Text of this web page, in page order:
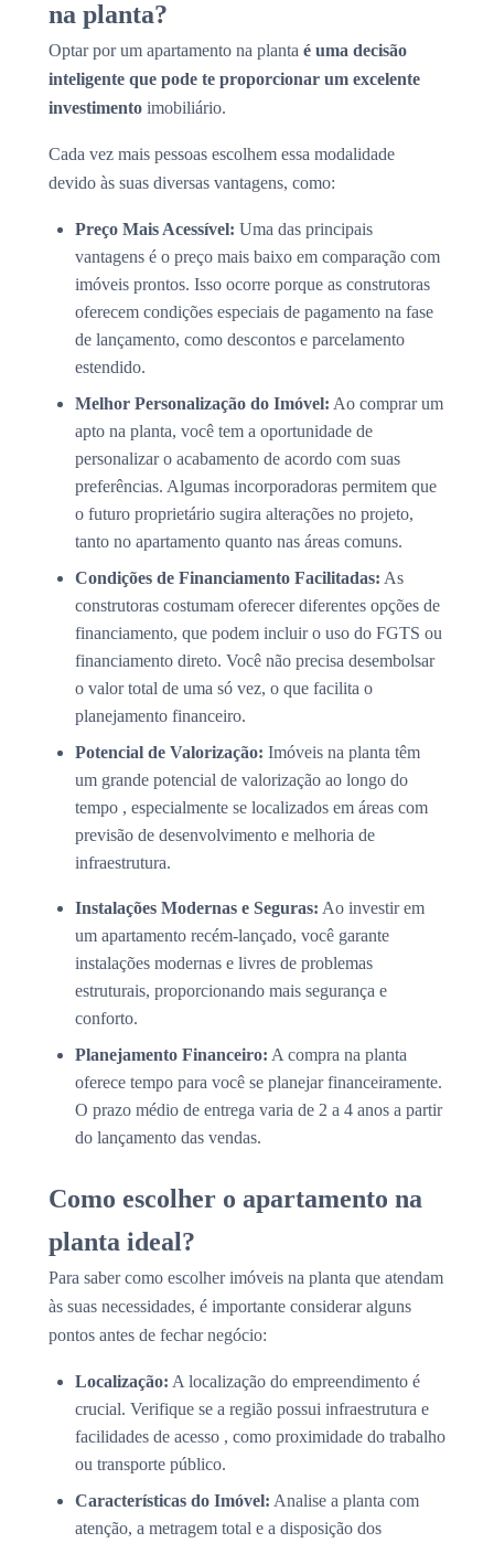
na planta?
Optar por um apartamento na planta é uma decisão
inteligente que pode te proporcionar um excelente
investimento imobiliário.
Cada vez mais pessoas escolhem essa modalidade
devido às suas diversas vantagens, como:
Preço Mais Acessível: Uma das principais
vantagens é o preço mais baixo em comparação com
imóveis prontos. Isso ocorre porque as construtoras
oferecem condições especiais de pagamento na fase
de lançamento, como descontos e parcelamento
estendido.
Melhor Personalização do Imóvel: Ao comprar um
apto na planta, você tem a oportunidade de
personalizar o acabamento de acordo com suas
preferências. Algumas incorporadoras permitem que
o futuro proprietário sugira alterações no projeto,
tanto no apartamento quanto nas áreas comuns.
Condições de Financiamento Facilitadas: As
construtoras costumam oferecer diferentes opções de
financiamento, que podem incluir o uso do FGTS ou
financiamento direto. Você não precisa desembolsar
o valor total de uma só vez, o que facilita o
planejamento financeiro.
Potencial de Valorização: Imóveis na planta têm
um grande potencial de valorização ao longo do
tempo , especialmente se localizados em áreas com
previsão de desenvolvimento e melhoria de
infraestrutura.
Instalações Modernas e Seguras: Ao investir em
um apartamento recém-lançado, você garante
instalações modernas e livres de problemas
estruturais, proporcionando mais segurança e
conforto.
Planejamento Financeiro: A compra na planta
oferece tempo para você se planejar financeiramente.
O prazo médio de entrega varia de 2 a 4 anos a partir
do lançamento das vendas.
Como escolher o apartamento na
planta ideal?
Para saber como escolher imóveis na planta que atendam
às suas necessidades, é importante considerar alguns
pontos antes de fechar negócio:
Localização: A localização do empreendimento é
crucial. Verifique se a região possui infraestrutura e
facilidades de acesso , como proximidade do trabalho
ou transporte público.
Características do Imóvel: Analise a planta com
atenção, a metragem total e a disposição dos